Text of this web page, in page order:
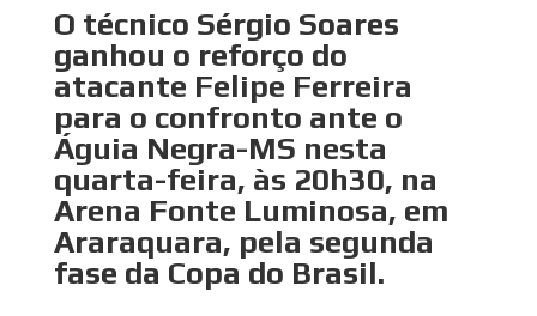
O técnico Sérgio Soares
ganhou o reforço do
atacante Felipe Ferreira
para o confronto ante o
Águia Negra-MS nesta
quarta-feira, às 20h30, na
Arena Fonte Luminosa, em
Araraquara, pela segunda
fase da Copa do Brasil.